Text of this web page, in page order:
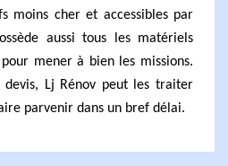
moins cher et accessibles par
aussi tous les matériels
mener à bien les missions.
devis, Lj Rénov peut les traiter
parvenir dans un bref délai.